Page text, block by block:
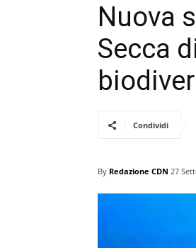
Nuova
Secca
Condividi
By Redazione CDN 27